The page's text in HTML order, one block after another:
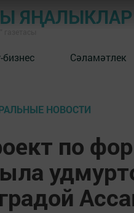
Сәламәтлек
НОВОСТИ
по